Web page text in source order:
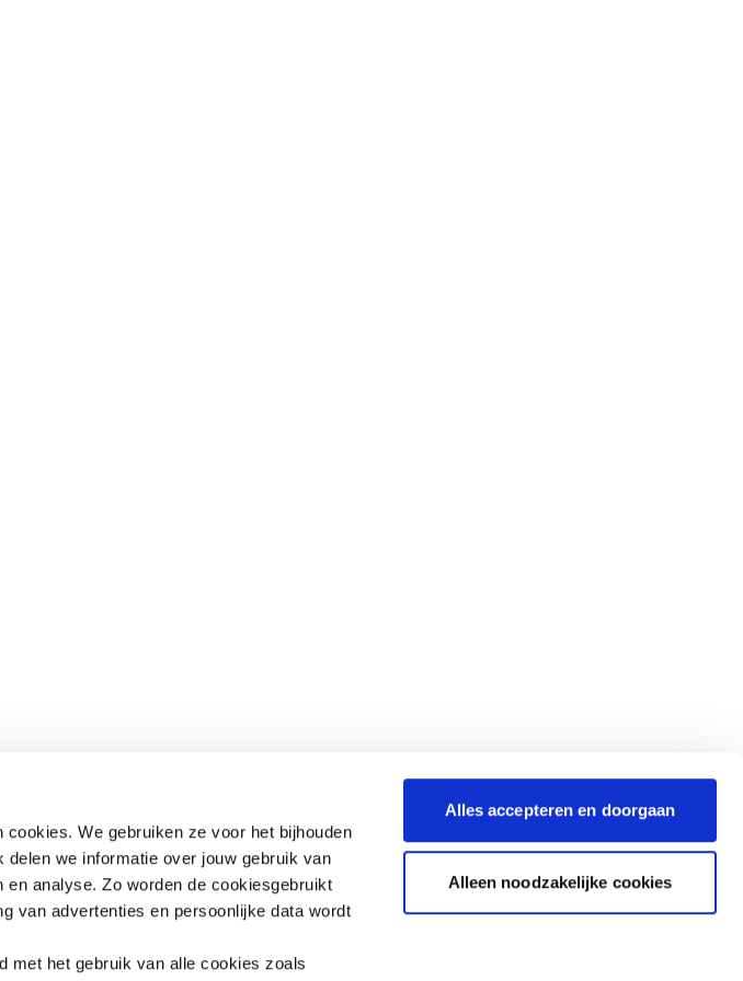
We gebruiken ze voor het bijhouden
we informatie over jouw gebruik van
analyse. Zo worden de cookiesgebruikt
van advertenties en persoonlijke data wordt
met het gebruik van alle cookies zoals
Alles accepteren en doorgaan
Alleen noodzakelijke cookies